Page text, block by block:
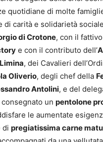
quotidiane di molte
carità e solidarietà
di Crotone, con il
e con il contributo dell’
, dei Cavalieri
Oliverio, degli chef della
Antolini, e del
consegnato un pentolone
le aumentate
di pregiatissima carne